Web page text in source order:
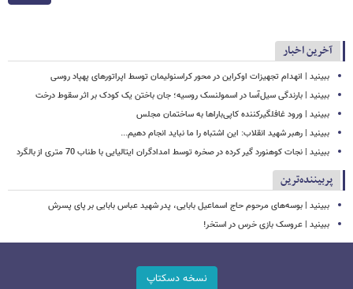
آخرین اخبار
ببینید | انهدام تجهیزات اوکراین در محور کراسنولیمان توسط اپراتورهای پهپاد روسی
ببینید | بارندگی سیل‌آسا در اسمولنسک روسیه؛ جان باختن یک کودک بر اثر سقوط درخت
ببینید | ورود غافلگیرکننده کاپی‌باراها به ساختمان مجلس
ببینید | رهبر شهید انقلاب: این اشتباه را ما نباید انجام دهیم...
ببینید | نجات کوهنورد گیر کرده در صخره توسط امدادگران ایتالیایی با طناب 70 متری از بالگرد
پربیننده‌ترین
ببینید | بوسه‌های مرحوم حاج اسماعیل بابایی، پدر شهید عباس بابایی بر پای پسرش
ببینید | عروسک بازی خرس در استخر!
نسخه دسکتاپ